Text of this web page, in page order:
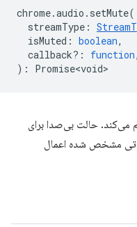
chrome.audio . setMute(
streamType :
isMuted : boolean,
callback? : function,
) : Promise<void>
می‌کند. حالت بی‌صدا برای
مشخص شده اعمال